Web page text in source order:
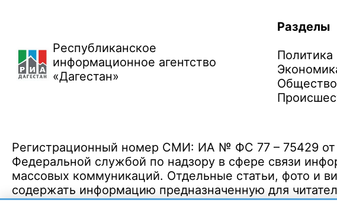
Республиканское
информационное агентство
«Дагестан»
Разделы
Политика
Общество
Регистрационный номер СМИ: ИА № ФС 77 – 75429 от
Федеральной службой по надзору в сфере связи
массовых коммуникаций. Отдельные статьи, фото и
содержать информацию предназначенную для